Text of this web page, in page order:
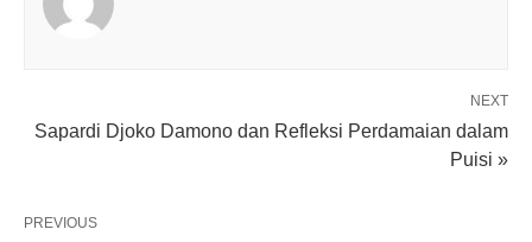
NEXT
Sapardi Djoko Damono dan Refleksi Perdamaian dalam
Puisi »
PREVIOUS